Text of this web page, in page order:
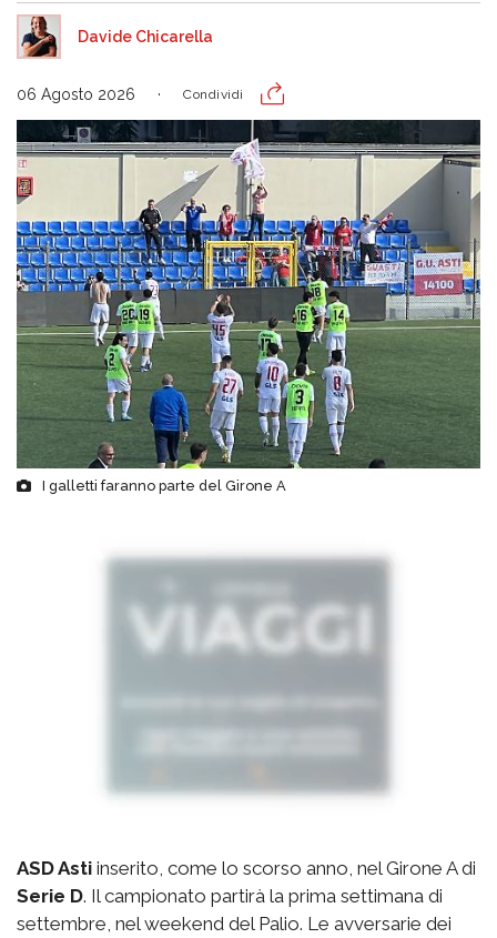
Davide Chicarella
06 Agosto 2026 Condividi
I galletti faranno parte del Girone A
ASD Asti inserito, come lo scorso anno, nel Girone A di
Serie D. Il campionato partirà la prima settimana di
settembre, nel weekend del Palio. Le avversarie dei